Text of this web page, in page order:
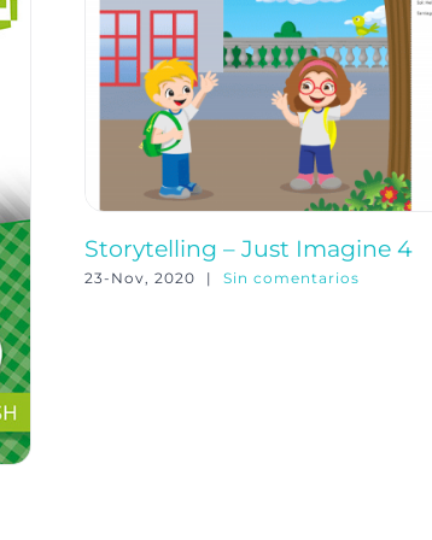
Storytelling – Just Imagine 4
23-Nov, 2020 | Sin comentarios